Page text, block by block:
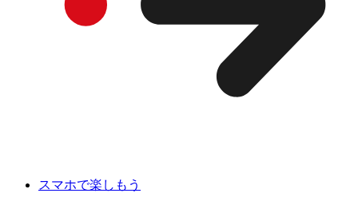
スマホで楽しもう